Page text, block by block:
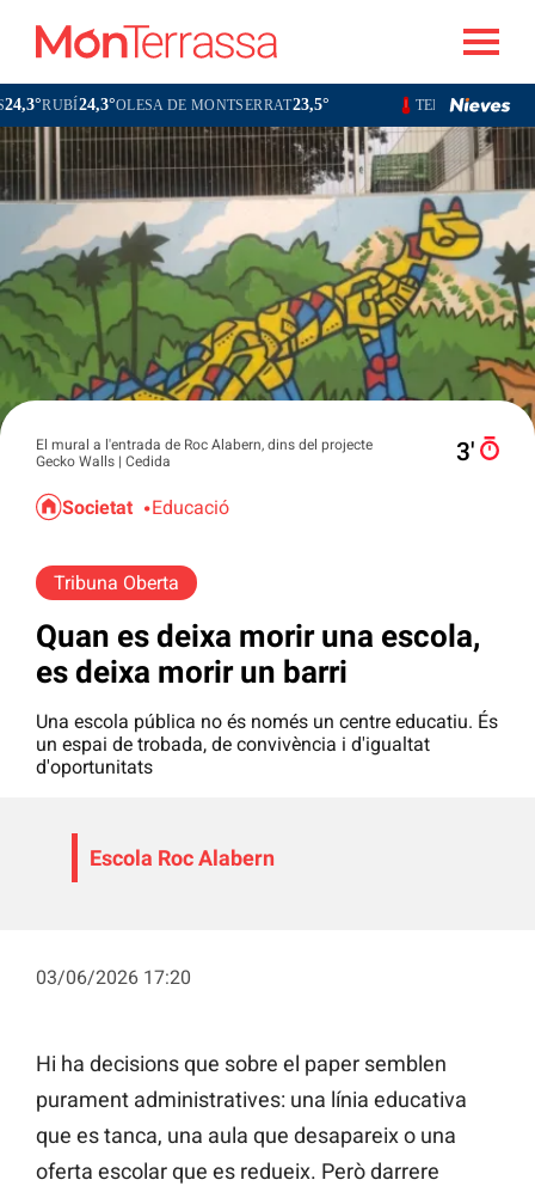
24,3°OLESA DE MONTSERRAT23,5° TERRASSA 23,6°
El mural a l'entrada de Roc Alabern, dins del projecte
Gecko Walls | Cedida
3′
Societat Educació
Tribuna Oberta
Quan es deixa morir una escola,
es deixa morir un barri
Una escola pública no és només un centre educatiu. És
un espai de trobada, de convivència i d'igualtat
d'oportunitats
Escola Roc Alabern
03/06/2026 17:20
Hi ha decisions que sobre el paper semblen
purament administratives: una línia educativa
que es tanca, una aula que desapareix o una
oferta escolar que es redueix. Però darrere